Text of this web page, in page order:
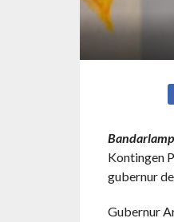
Kontingen
gubernur
Gubernur